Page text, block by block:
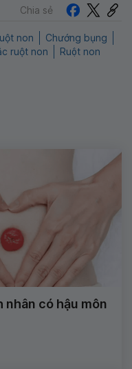
Chia sẻ
non
Chướng bụng
ruột non Ruột non
nhân có hậu môn